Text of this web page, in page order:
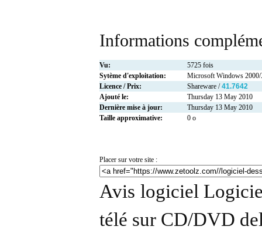
Informations
Vu:
5725 fois
Sytème d'exploitation:
Microsoft Windows
Licence / Prix:
Shareware /41.7642
Ajouté le:
Thursday 13 May 2010
Dernière mise à jour:
Thursday 13 May 2010
Taille approximative:
0 o
Placer sur votre site :
Avis logiciel
télé sur CD/DVD